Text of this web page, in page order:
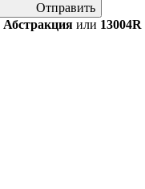
Отправить
Абстракция или 13004R